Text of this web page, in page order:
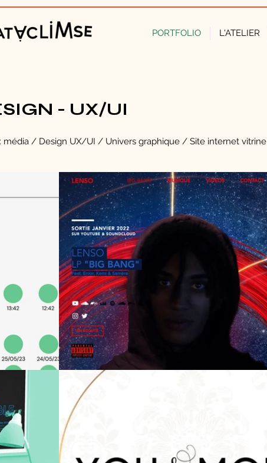
PORTFOLIO L'ATELIER
- UX/UI
média / Design UX/UI / Univers graphique / Site internet vitrine​